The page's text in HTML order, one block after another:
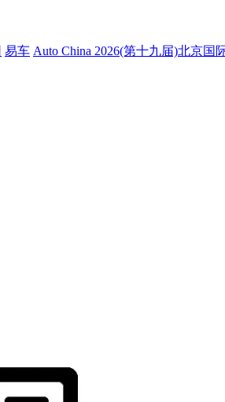
易车 Auto China 2026(第十九届)北京国